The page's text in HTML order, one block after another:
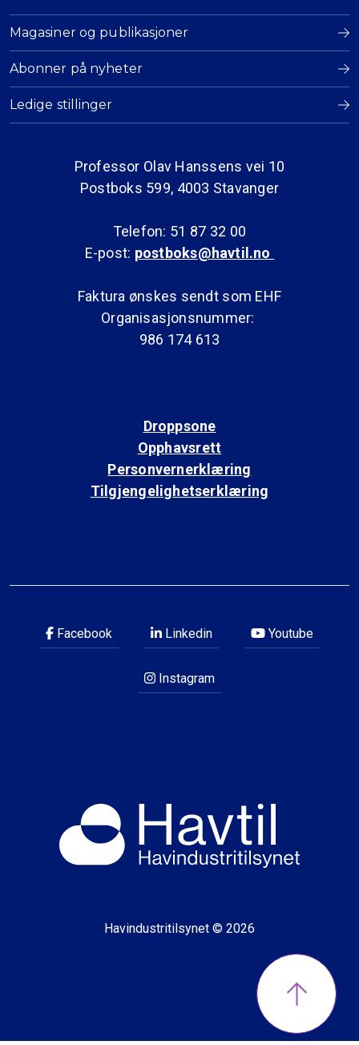
Magasiner og publikasjoner
Abonner på nyheter
Ledige stillinger
Professor Olav Hanssens vei 10
Postboks 599, 4003 Stavanger
Telefon: 51 87 32 00
E-post: postboks@havtil.no
Faktura ønskes sendt som EHF
Organisasjonsnummer:
986 174 613
Droppsone
Opphavsrett
Personvernerklæring
Tilgjengelighetserklæring
Facebook Linkedin Youtube
Instagram
Havindustritilsynet © 2026